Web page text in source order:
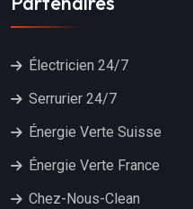
Électricien 24/7
Serrurier 24/7
Énergie Verte Suisse
Énergie Verte France
Chez-Nous-Clean